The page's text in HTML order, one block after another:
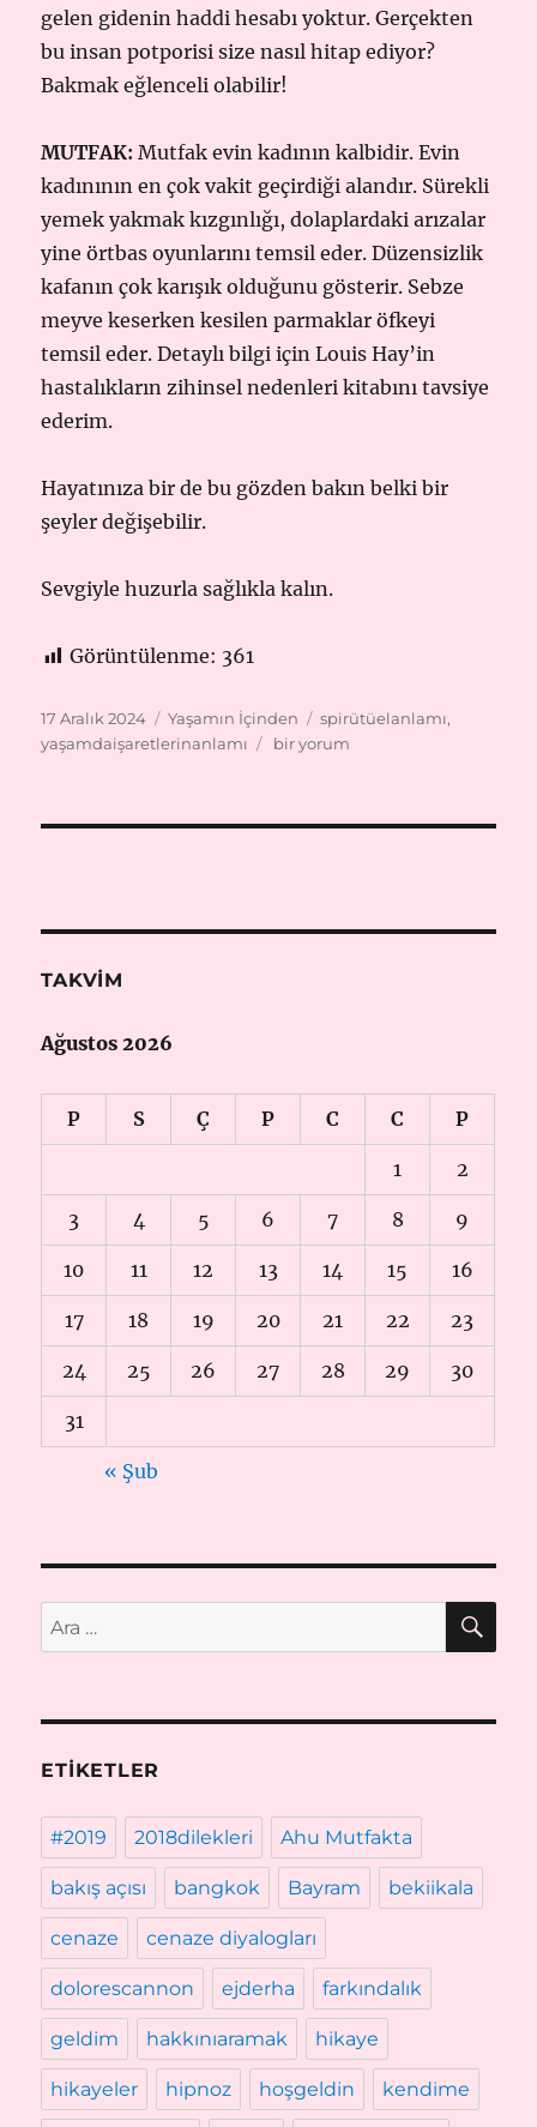
gelen gidenin haddi hesabı yoktur. Gerçekten
bu insan potporisi size nasıl hitap ediyor?
Bakmak eğlenceli olabilir!
MUTFAK:Mutfak evin kadının kalbidir. Evin
kadınının en çok vakit geçirdiği alandır. Sürekli
yemek yakmak kızgınlığı, dolaplardaki arızalar
yine örtbas oyunlarını temsil eder. Düzensizlik
kafanın çok karışık olduğunu gösterir. Sebze
meyve keserken kesilen parmaklar öfkeyi
temsil eder. Detaylı bilgi için Louis Hay’in
hastalıkların zihinsel nedenleri kitabını tavsiye
ederim.
Hayatınıza bir de bu gözden bakın belki bir
şeyler değişebilir.
Sevgiyle huzurla sağlıkla kalın.
Görüntülenme: 361
Yayın
tarihi
17 Aralık 2024 Kategoriler
Yaşamın İçinden Etiketler
spirütüelanlamı,
yaşamdaişaretlerinanlamı
Günlük
bir yorum
TAKVIM
Ağustos 2026
P S Ç P C C P
1 2
3 4 5 6 7 8 9
10 11 12 13 14 15 16
17 18 19 20 21 22 23
24 25 26 27 28 29 30
31
« Şub
Ara:
ETIKETLER
#2019 2018dilekleri Ahu Mutfakta
bakış açısı bangkok Bayram bekiikala
cenaze cenaze diyalogları
dolorescannon ejderha farkındalık
geldim hakkınıaramak hikaye
hikayeler hipnoz hoşgeldin kendime